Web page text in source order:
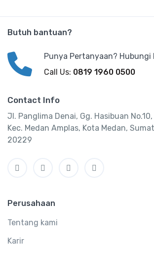
Butuh bantuan?
Punya Pertanyaan? Hubungi
Call Us: 0819 1960 0500
Contact Info
Jl. Panglima Denai, Gg. Hasibuan No.10,
Kec. Medan Amplas, Kota Medan,
20229
Perusahaan
Tentang kami
Karir